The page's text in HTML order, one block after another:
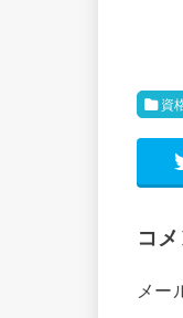
資
コ
メー